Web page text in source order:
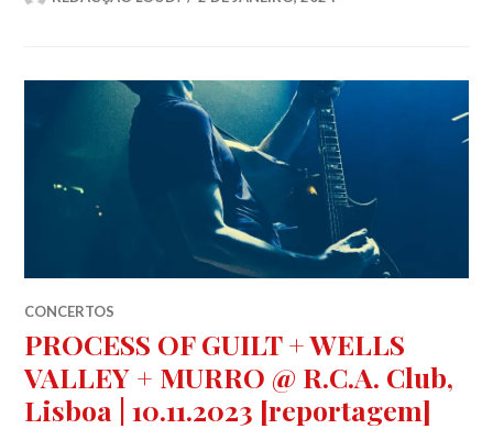
CONCERTOS
PROCESS OF GUILT + WELLS
VALLEY + MURRO @ R.C.A. Club,
Lisboa | 10.11.2023 [reportagem]